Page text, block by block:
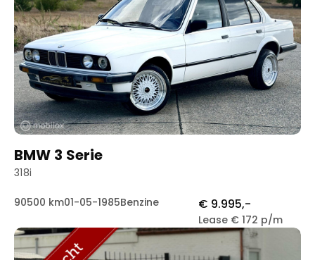
BMW 3 Serie
318i
90500 km01-05-1985Benzine € 9.995,-
Lease € 172 p/m